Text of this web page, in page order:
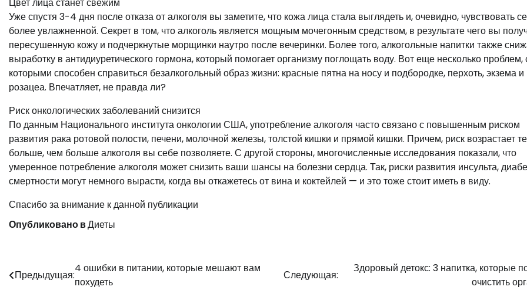
Цвет лица станет свежим
Уже спустя 3-4 дня после отказа от алкоголя вы заметите, что кожа лица стала выглядеть и, очевидно, чувствовать
более увлажненной. Секрет в том, что алкоголь является мощным мочегонным средством, в результате чего вы
пересушенную кожу и подчеркнутые морщинки наутро после вечеринки. Более того, алкогольные напитки также
выработку в антидиуретического гормона, который помогает организму поглощать воду. Вот еще несколько проблем,
которыми способен справиться безалкогольный образ жизни: красные пятна на носу и подбородке, перхоть, экзема и
розацеа. Впечатляет, не правда ли?
Риск онкологических заболеваний снизится
По данным Национального института онкологии США, употребление алкоголя часто связано с повышенным риском
развития рака ротовой полости, печени, молочной железы, толстой кишки и прямой кишки. Причем, риск возрастает
больше, чем больше алкоголя вы себе позволяете. С другой стороны, многочисленные исследования показали, что
умеренное потребление алкоголя может снизить ваши шансы на болезни сердца. Так, риски развития инсульта,
смертности могут немного вырасти, когда вы откажетесь от вина и коктейлей — и это тоже стоит иметь в виду.
Спасибо за внимание к данной публикации
Опубликовано вДиеты
Навигация
Предыдущая:
4 ошибки в питании, которые мешают вам
похудеть
Следующая:
Здоровый детокс: 3 напитка, которые
очистить